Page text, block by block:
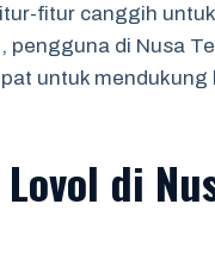
fitur canggih
pengguna di Nusa
untuk
di